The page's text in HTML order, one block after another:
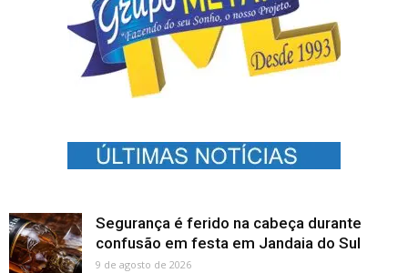
Segurança é ferido na cabeça durante
confusão em festa em Jandaia do Sul
9 de agosto de 2026